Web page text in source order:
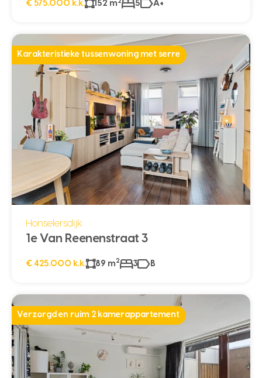
€ 575.000 k.k. 152 m2 5 A+
Karakteristieke tussenwoning met serre
Honselersdijk
1e Van Reenenstraat 3
€ 425.000 k.k. 89 m2 3 B
Verzorgd en ruim 2 kamerappartement